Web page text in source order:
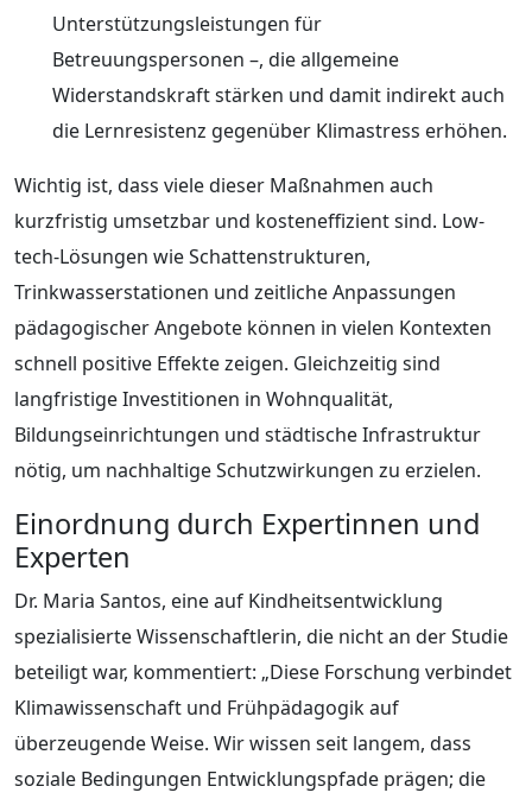
Unterstützungsleistungen für
Betreuungspersonen –, die allgemeine
Widerstandskraft stärken und damit indirekt auch
die Lernresistenz gegenüber Klimastress erhöhen.
Wichtig ist, dass viele dieser Maßnahmen auch
kurzfristig umsetzbar und kosteneffizient sind. Low-
tech-Lösungen wie Schattenstrukturen,
Trinkwasserstationen und zeitliche Anpassungen
pädagogischer Angebote können in vielen Kontexten
schnell positive Effekte zeigen. Gleichzeitig sind
langfristige Investitionen in Wohnqualität,
Bildungseinrichtungen und städtische Infrastruktur
nötig, um nachhaltige Schutzwirkungen zu erzielen.
Einordnung durch Expertinnen und
Experten
Dr. Maria Santos, eine auf Kindheitsentwicklung
spezialisierte Wissenschaftlerin, die nicht an der Studie
beteiligt war, kommentiert: „Diese Forschung verbindet
Klimawissenschaft und Frühpädagogik auf
überzeugende Weise. Wir wissen seit langem, dass
soziale Bedingungen Entwicklungspfade prägen; die